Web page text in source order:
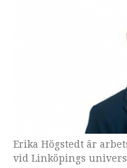
Erika Högstedt är
vid Linköpings